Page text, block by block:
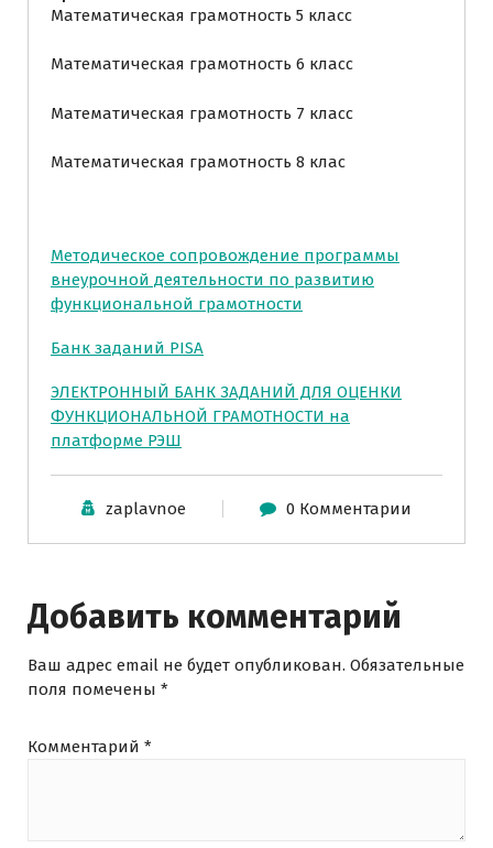
Математическая грамотность 5 класс
Математическая грамотность 6 класс
Математическая грамотность 7 класс
Математическая грамотность 8 клас
Методическое сопровождение программы
внеурочной деятельности по развитию
функциональной грамотности
Банк заданий PISA
ЭЛЕКТРОННЫЙ БАНК ЗАДАНИЙ ДЛЯ ОЦЕНКИ
ФУНКЦИОНАЛЬНОЙ ГРАМОТНОСТИ на
платформе РЭШ
zaplavnoe 0 Комментарии
Добавить комментарий
Ваш адрес email не будет опубликован. Обязательные
поля помечены *
Комментарий *